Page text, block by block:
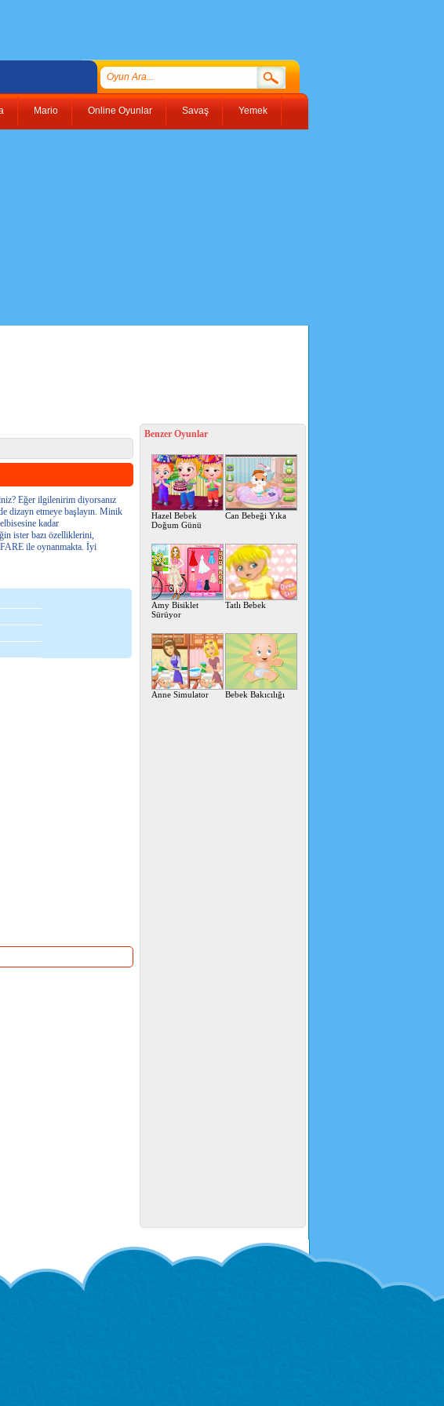
Mario Online Oyunlar Savaş Yemek
Eğer ilgilenirim diyorsanız
dizayn etmeye başlayın. Minik
kadar
ister bazı özelliklerini,
ile oynanmakta. İyi
Benzer Oyunlar
Hazel Bebek
Doğum Günü
Can Bebeği Yıka
Amy Bisiklet
Sürüyor
Tatlı Bebek
Anne Simulator Bebek Bakıcılığı